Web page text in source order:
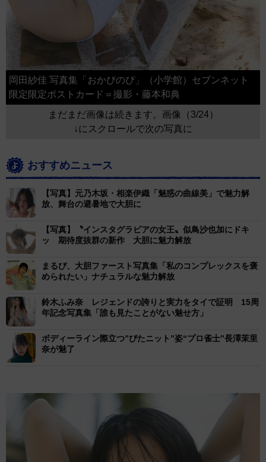
岡田紗佳 写真集「おかぴのぴ」（小学館）セブンネット
限定限定ポストカード＝撮影・藤本和典
まだまだ画像は続きます。画像（3/24）
↓にスクロールで次の写真に
おすすめニュース
【写真】元乃木坂・相楽伊織「魅惑の曲線美」で魅力解
放、舞台の避暑地で大胆に
【写真】〝インスタグラビアの女王〟似⿃沙也加にドキ
ッ 期待度抜群の新作 大胆に魅力解放
まるぴ、大胆ファースト写真集「私のコンプレックスを褒
められたい」ナチュラルな魅力解放
鈴木ふみ奈 レジェンドの誇りと実力をタイで証明 15周
年記念写真集「誰も見たことがない魅せ方」
ボディーライン際立つ”ぴたニット”姿“プロ雀士”長澤茉里
奈が魅了